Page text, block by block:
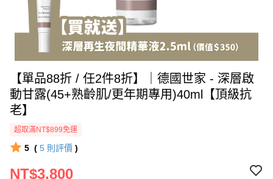
【單品88折 / 任2件8折】｜德國世家 - 深層啟
動甘露(45+熟齡肌/更年期專用)40ml【頂級抗
老】
超取滿NT$899免運
5 ( 5 則評價 )
NT$3,800